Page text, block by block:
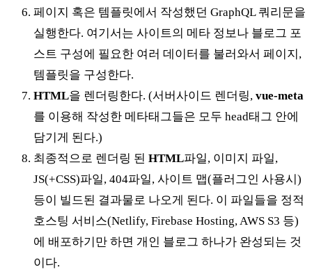
페이지 혹은 템플릿에서 작성했던 GraphQL 쿼리문을
실행한다. 여기서는 사이트의 메타 정보나 블로그 포
스트 구성에 필요한 여러 데이터를 불러와서 페이지,
템플릿을 구성한다.
HTML을 렌더링한다. (서버사이드 렌더링, vue-meta
를 이용해 작성한 메타태그들은 모두 head태그 안에
담기게 된다.)
최종적으로 렌더링 된 HTML파일, 이미지 파일,
JS(+CSS)파일, 404파일, 사이트 맵(플러그인 사용시)
등이 빌드된 결과물로 나오게 된다. 이 파일들을 정적
호스팅 서비스(Netlify, Firebase Hosting, AWS S3 등)
에 배포하기만 하면 개인 블로그 하나가 완성되는 것
이다.